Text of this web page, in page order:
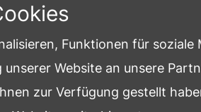
Funktionen für
Website an unsere
zur Verfügung gestellt